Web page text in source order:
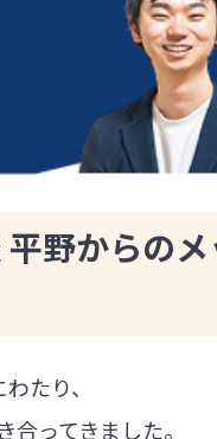
野からの
たり、
ってきました。